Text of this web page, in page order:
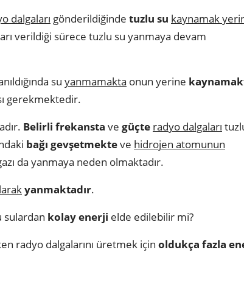
dalgaları gönderildiğinde tuzlu su kaynamak
verildiği sürece tuzlu su yanmaya devam
su yanmamakta onun yerine
gerekmektedir.
Belirli frekansta ve güçte radyo dalgaları
bağı gevşetmekteve hidrojen atomunun
da yanmaya neden olmaktadır.
yanmaktadır.
sulardan kolay enerji elde edilebilir mi?
radyo dalgalarını üretmek için oldukça fazla